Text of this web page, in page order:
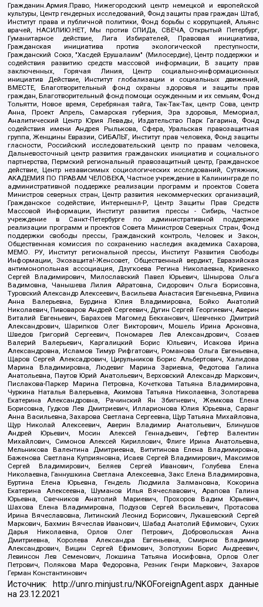
Гражданин.Армия.Право, Нижегородский центр немецкой и европейской
культуры, Центр гендерных исследований, Фонд защиты прав граждан Штаб,
Институт права и публичной политики, Фонд борьбы с коррупцией, Альянс
врачей, НАСИЛИЮ.НЕТ, Мы против СПИДа, СВЕЧА, Открытый Петербург,
Гуманитарное действие, Лига Избирателей, Правовая инициатива,
Гражданская инициатива против экологической преступности,
Гражданский Союз, "Хасдей Ерушалаим" (Милосердие), Центр поддержки и
содействия развитию средств массовой информации, В защиту прав
заключенных, Горячая Линия, Центр социально-информационных
инициатив Действие, Институт глобализации и социальных движений,
ВМЕСТЕ, Благотворительный фонд охраны здоровья и защиты прав
граждан, Благотворительный фонд помощи осужденным и их семьям, Фонд
Тольятти, Новое время, Серебряная тайга, Так-Так-Так, центр Сова, центр
Анна, Проект Апрель, Самарская губерния, Эра здоровья, Мемориал,
Аналитический Центр Юрия Левады, Издательство Парк Гагарина, Фонд
содействия имени Андрея Рылькова, Сфера, Уральская правозащитная
группа, Женщины Евразии, СИБАЛЬТ, Институт прав человека, Фонд защиты
гласности, Российский исследовательский центр по правам человека,
Дальневосточный центр развития гражданских инициатив и социального
партнерства, Пермский региональный правозащитный центр, Гражданское
действие, Центр независимых социологических исследований, Сутяжник,
АКАДЕМИЯ ПО ПРАВАМ ЧЕЛОВЕКА, Частное учреждение в Калининграде по
административной поддержке реализации программ и проектов Совета
Министров северных стран, Центр развития некоммерческих организаций,
Гражданское содействие, Интернешнл-Р, Центр Защиты Прав Средств
Массовой Информации, Институт развития прессы - Сибирь, Частное
учреждение в Санкт-Петербурге по административной поддержке
реализации программ и проектов Совета Министров Северных Стран, Фонд
поддержки свободы прессы, Гражданский контроль, Человек и Закон,
Общественная комиссия по сохранению наследия академика Сахарова,
МЕМО. РУ, Институт региональной прессы, Институт Развития Свободы
Информации, Экозащита!-Женсовет, Общественный вердикт, Евразийская
антимонопольная ассоциация, Дзугкоева Регина Николаевна, Кривенко
Сергей Владимирович, Милославский Павел Юрьевич, Шнырова Ольга
Вадимовна, Чанышева Лилия Айратовна, Сидорович Ольга Борисовна,
Туровский Александр Алексеевич, Васильева Анастасия Евгеньевна, Ривина
Анна Валерьевна, Бурдина Юлия Владимировна, Бойко Анатолий
Николаевич, Пивоваров Андрей Сергеевич, Дугин Сергей Георгиевич, Аверин
Виталий Евгеньевич, Барахоев Магомед Бекханович, Шевченко Дмитрий
Александрович, Шарипков Олег Викторович, Мошель Ирина Ароновна,
Шведов Григорий Сергеевич, Пономарев Лев Александрович, Созаев
Валерий Валерьевич, Каргалицкий Борис Юльевич, Исакова Ирина
Александровна, Исламов Тимур Рифгатович, Романова Ольга Евгеньевна,
Щаров Сергей Алексадрович, Цирульников Борис Альбертович, Халидова
Марина Владимировна, Людевиг Марина Зариевна, Федотова Галина
Анатольевна, Паутов Юрий Анатольевич, Верховский Александр Маркович,
Пислакова-Паркер Марина Петровна, Кочеткова Татьяна Владимировна,
Чуркина Наталья Валерьевна, Акимова Татьяна Николаевна, Золотарева
Екатерина Александровна, Рачинский Ян Збигневич, Жемкова Елена
Борисовна, Гудков Лев Дмитриевич, Илларионова Юлия Юрьевна, Саранг
Анна Васильевна, Захарова Светлана Сергеевна, Щур Татьяна Михайловна,
Щур Николай Алексеевич, Аверин Владимир Анатольевич, Блинушов
Андрей Юрьевич, Мосин Алексей Геннадьевич, Гефтер Валентин
Михайлович, Симонов Алексей Кириллович, Флиге Ирина Анатольевна,
Мельникова Валентина Дмитриевна, Вититинова Елена Владимировна,
Баженова Светлана Куприяновна, Исаев Сергей Владимирович, Максимов
Сергей Владимирович, Беляев Сергей Иванович, Голубева Елена
Николаевна, Ганнушкина Светлана Алексеевна, Закс Елена Владимировна,
Буртина Елена Юрьевна, Гендель Людмила Залмановна, Кокорина
Екатерина Алексеевна, Шуманов Илья Вячеславович, Арапова Галина
Юрьевна, Свечников Анатолий Мариевич, Прохоров Вадим Юрьевич,
Шахова Елена Владимировна, Подузов Сергей Васильевич, Протасова
Ирина Вячеславовна, Литинский Леонид Борисович, Лукашевский Сергей
Маркович, Бахмин Вячеслав Иванович, Шабад Анатолий Ефимович, Сухих
Дарья Николаевна, Орлов Олег Петрович, Добровольская Анна
Дмитриевна, Королева Александра Евгеньевна, Смирнов Владимир
Александрович, Вицин Сергей Ефимович, Золотухин Борис Андреевич,
Левинсон Лев Семенович, Локшина Татьяна Иосифовна, Орлов Олег
Петрович, Полякова Мара Федоровна, Резник Генри Маркович, Захаров
Герман Константинович
Источник: http://unro.minjust.ru/NKOForeignAgent.aspxданные
на23.12.2021